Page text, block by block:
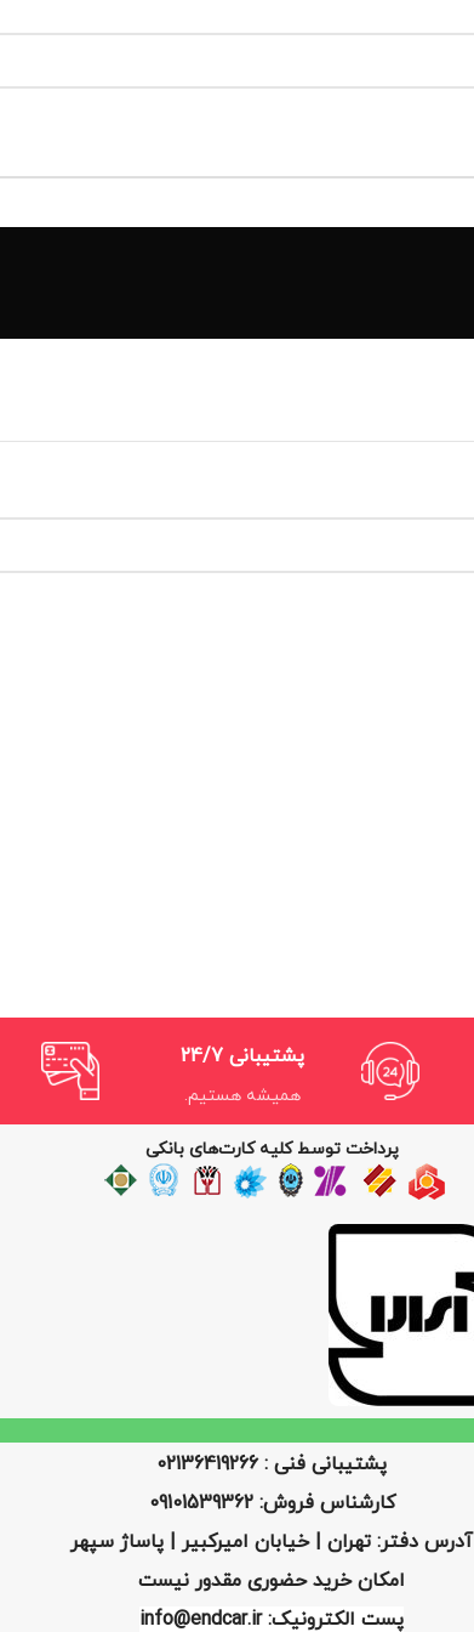
پشتیبانی 24/7
همیشه هستیم.
پرداخت توسط کلیه کارت‌های بانکی
پشتیبانی فنی : 02136419266
کارشناس فروش: 09101539362
آدرس دفتر: تهران | خیابان امیرکبیر | پاساژ سپهر
امکان خرید حضوری مقدور نیست
پست الکترونیک: info@endcar.ir